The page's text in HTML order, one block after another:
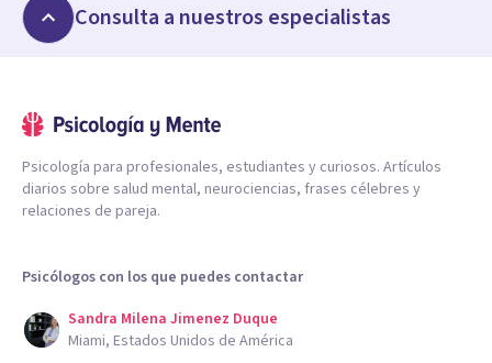
Consulta a nuestros especialistas
Psicología para profesionales, estudiantes y curiosos. Artículos
diarios sobre salud mental, neurociencias, frases célebres y
relaciones de pareja.
Psicólogos con los que puedes contactar
Sandra Milena Jimenez Duque
Miami, Estados Unidos de América